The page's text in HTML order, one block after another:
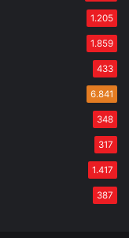
1.205
1.859
433
6.841
348
317
1.417
387